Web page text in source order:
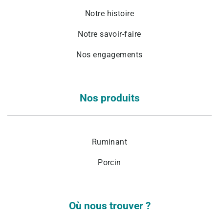
Notre histoire
Notre savoir-faire
Nos engagements
Nos produits
Ruminant
Porcin
Où nous trouver ?